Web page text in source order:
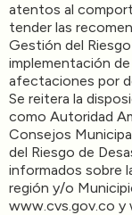
atentos al
tender las
Gestión del
implementación
afectaciones por
Se reitera la
como Autoridad
Consejos
del Riesgo de
informados sobre
región y/o
www.cvs.gov.co y